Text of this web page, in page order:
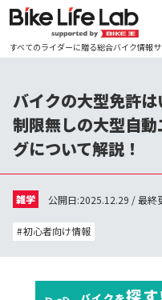
すべてのライダーに贈る総合バイク情報
バイクの大型免許
制限無しの大型自
グについて解説！
雑学 公開日:2025.12.29 / 最終
初心者向け情報
探